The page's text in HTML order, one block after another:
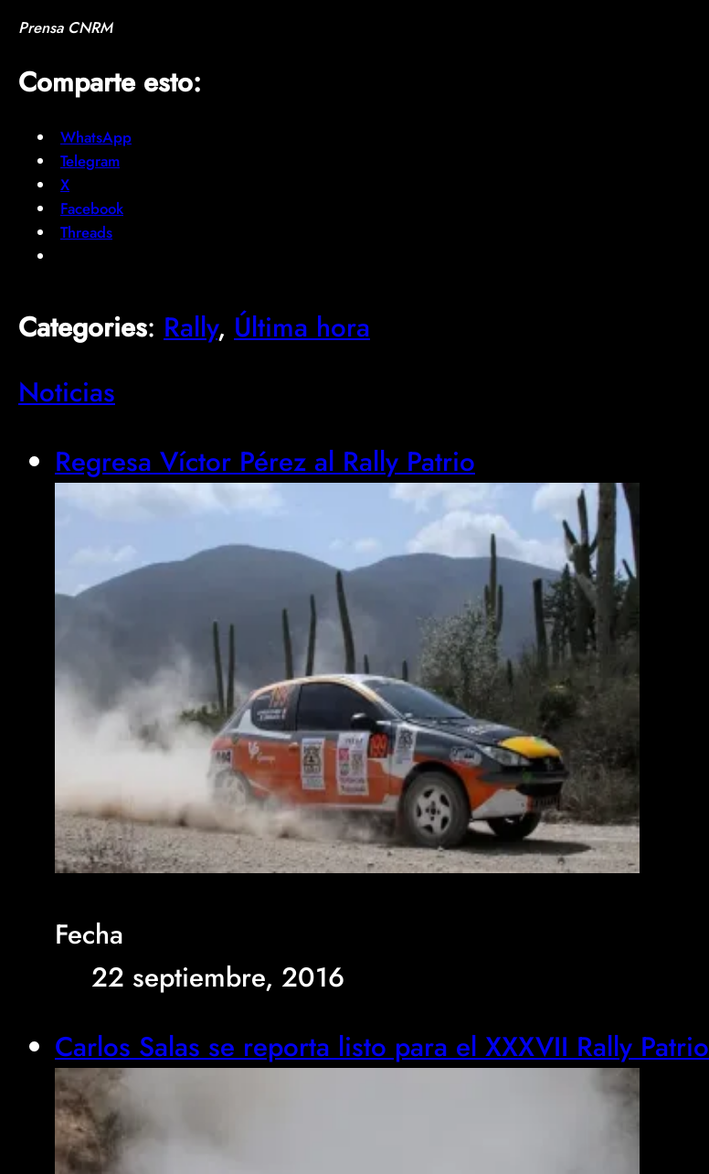
Prensa CNRM
Comparte esto:
WhatsApp
Telegram
X
Facebook
Threads
Categories: Rally, Última hora
Noticias
Regresa Víctor Pérez al Rally Patrio
Fecha
22 septiembre, 2016
Carlos Salas se reporta listo para el XXXVII Rally Patrio